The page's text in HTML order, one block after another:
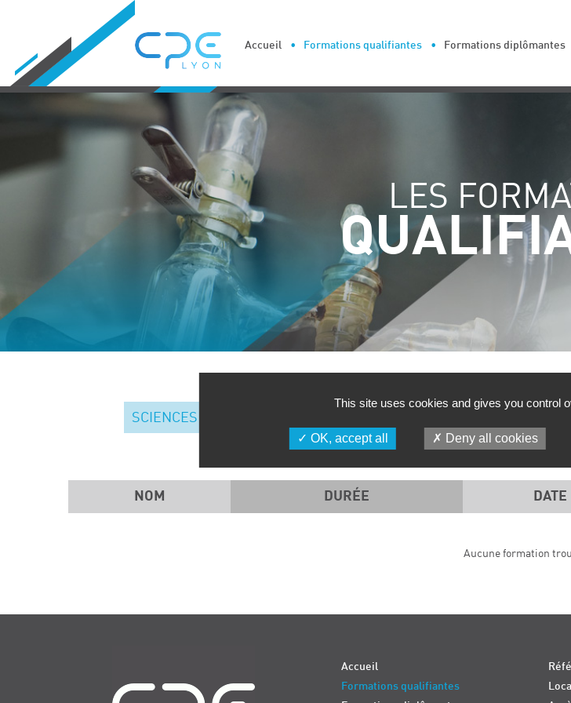
Accueil Formations qualifiantes Formations diplômantes
LES
SCIENCES ANALYTIQUES
NOM DURÉE DATE
Aucune formation
Accueil
Formations qualifiantes
Cookies management panel
This site uses cookies and gives you control
OK, accept all Deny all cookies